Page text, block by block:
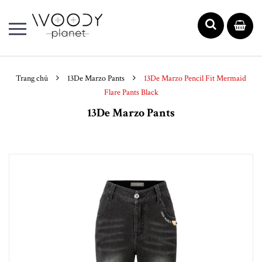
Trang chủ 13De Marzo Pants
13De Marzo Pencil Fit Mermaid
Flare Pants Black
13De Marzo Pants